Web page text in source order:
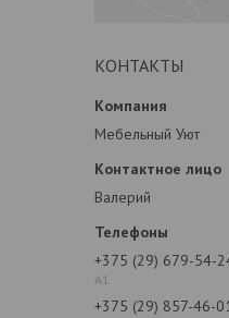
КОНТАКТЫ
Мебельный Уют
Валерий
+375 (29) 679-54-
А1
+375 (29) 857-46-